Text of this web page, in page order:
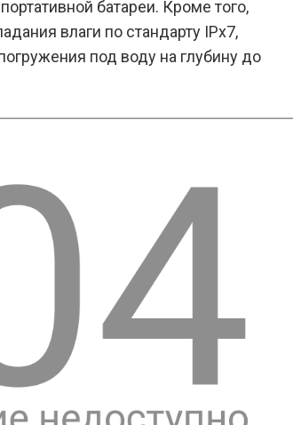
батареи. Кроме того,
влаги по стандарту IPx7,
под воду на глубину до